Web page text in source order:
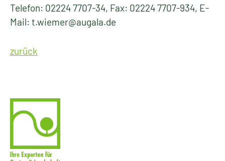
Telefon: 02224 7707-34, Fax: 02224 7707-934, E-
Mail: t.wiemer@augala.de
zurück